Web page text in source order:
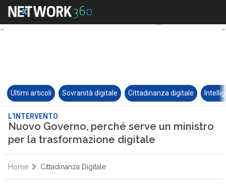
Ultimi articoli Sovranità digitale Cittadinanza digitale
L'INTERVENTO
Nuovo Governo, perché serve un ministro
per la trasformazione digitale
Home Cittadinanza Digitale